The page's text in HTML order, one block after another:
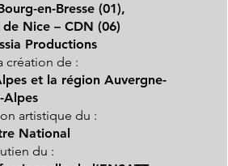
en-Bresse (01),
Nice – CDN (06)
Productions
création de :
et la région Auvergne-
Alpes
artistique du :
National
du :